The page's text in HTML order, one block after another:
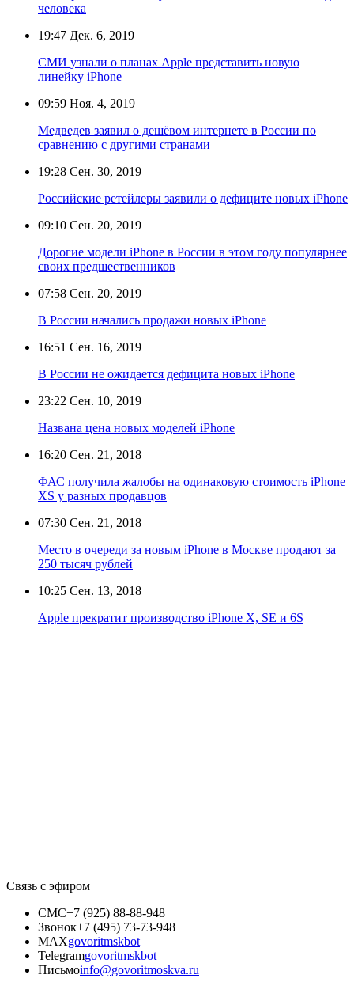
человека
19:47 Дек. 6, 2019
СМИ узнали о планах Apple представить новую
линейку iPhone
09:59 Ноя. 4, 2019
Медведев заявил о дешёвом интернете в России по
сравнению с другими странами
19:28 Сен. 30, 2019
Российские ретейлеры заявили о дефиците новых iPhone
09:10 Сен. 20, 2019
Дорогие модели iPhone в России в этом году популярнее
своих предшественников
07:58 Сен. 20, 2019
В России начались продажи новых iPhone
16:51 Сен. 16, 2019
В России не ожидается дефицита новых iPhone
23:22 Сен. 10, 2019
Названа цена новых моделей iPhone
16:20 Сен. 21, 2018
ФАС получила жалобы на одинаковую стоимость iPhone
XS у разных продавцов
07:30 Сен. 21, 2018
Место в очереди за новым iPhone в Москве продают за
250 тысяч рублей
10:25 Сен. 13, 2018
Apple прекратит производство iPhone X, SE и 6S
Связь с эфиром
СМС+7 (925) 88-88-948
Звонок+7 (495) 73-73-948
MAXgovoritmskbot
Telegramgovoritmskbot
Письмоinfo@govoritmoskva.ru